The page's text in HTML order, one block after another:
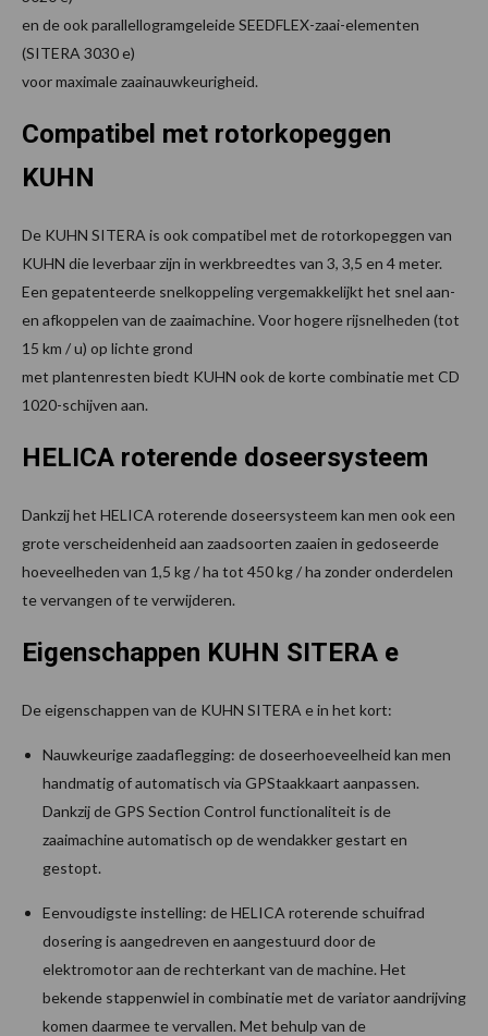
en de ook parallellogramgeleide SEEDFLEX-zaai-elementen
(SITERA 3030 e)
voor maximale zaainauwkeurigheid.
Compatibel met rotorkopeggen
KUHN
De KUHN SITERA is ook compatibel met de rotorkopeggen van
KUHN die leverbaar zijn in werkbreedtes van 3, 3,5 en 4 meter.
Een gepatenteerde snelkoppeling vergemakkelijkt het snel aan-
en afkoppelen van de zaaimachine. Voor hogere rijsnelheden (tot
15 km / u) op lichte grond
met plantenresten biedt KUHN ook de korte combinatie met CD
1020-schijven aan.
HELICA roterende doseersysteem
Dankzij het HELICA roterende doseersysteem kan men ook een
grote verscheidenheid aan zaadsoorten zaaien in gedoseerde
hoeveelheden van 1,5 kg / ha tot 450 kg / ha zonder onderdelen
te vervangen of te verwijderen.
Eigenschappen KUHN SITERA e
De eigenschappen van de KUHN SITERA e in het kort:
Nauwkeurige zaadaflegging: de doseerhoeveelheid kan men
handmatig of automatisch via GPStaakkaart aanpassen.
Dankzij de GPS Section Control functionaliteit is de
zaaimachine automatisch op de wendakker gestart en
gestopt.
Eenvoudigste instelling: de HELICA roterende schuifrad
dosering is aangedreven en aangestuurd door de
elektromotor aan de rechterkant van de machine. Het
bekende stappenwiel in combinatie met de variator aandrijving
komen daarmee te vervallen. Met behulp van de